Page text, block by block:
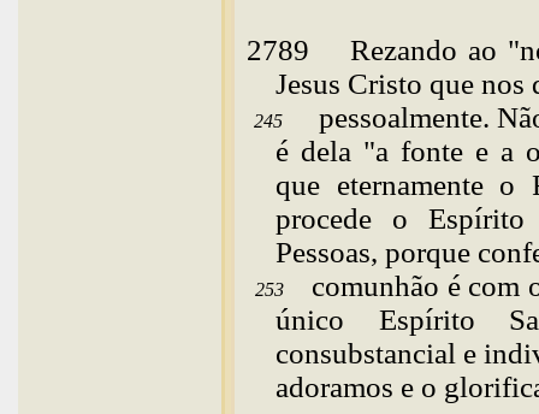
2789 Rezando ao
Jesus Cristo que
245 pessoalmente.
é dela "a fonte e a
que eternamente
procede o Espírito
Pessoas, porque
253 comunhão é com
único Espírito
consubstancial e
adoramos e o